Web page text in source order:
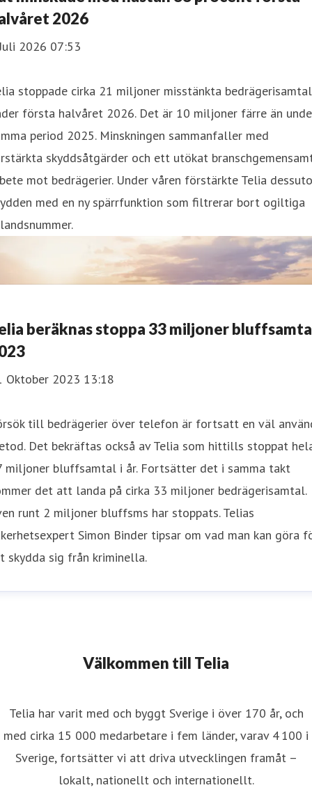
2026
2026 07:53
stoppade cirka 21 miljoner misstänkta bedrägerisamtal
första halvåret 2026. Det är 10 miljoner färre än
period 2025. Minskningen sammanfaller med
skyddsåtgärder och ett utökat
mot bedrägerier. Under våren förstärkte Telia
med en ny spärrfunktion som filtrerar bort ogiltiga
beräknas stoppa 33 miljoner
Oktober 2023 13:18
till bedrägerier över telefon är fortsatt en väl
Det bekräftas också av Telia som hittills stoppat
miljoner bluffsamtal i år. Fortsätter det i samma takt
det att landa på cirka 33 miljoner bedrägerisamtal.
runt 2 miljoner bluffsms har stoppats. Telias
Simon Binder tipsar om vad man kan göra
skydda sig från kriminella.
Välkommen till Telia
Telia har varit med och byggt Sverige i över 170 år, och
med cirka 15 000 medarbetare i fem länder, varav 4 100 i
Sverige, fortsätter vi att driva utvecklingen framåt –
lokalt, nationellt och internationellt.